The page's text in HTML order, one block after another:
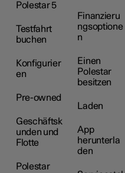
Polestar 5
Testfahrt
buchen
Konfigurier
en
Pre-owned
Geschäftsk
unden und
Flotte
Polestar
Finanzieru
ngsoptione
n
Einen
Polestar
besitzen
Laden
App
herunterla
den